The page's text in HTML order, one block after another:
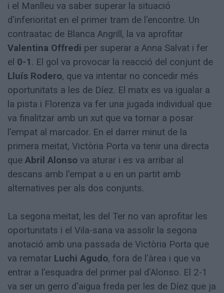
i el Manlleu va saber superar la situació
d'inferioritat en el primer tram de l'encontre. Un
contraatac de Blanca Angrill, la va aprofitar
Valentina Offredi per superar a Anna Salvat i fer
el 0-1. El gol va provocar la reacció del conjunt de
Lluís Rodero, que va intentar no concedir més
oportunitats a les de Díez. El matx es va igualar a
la pista i Florenza va fer una jugada individual que
va finalitzar amb un xut que va tornar a posar
l'empat al marcador. En el darrer minut de la
primera meitat, Victòria Porta va tenir una directa
que Abril Alonso va aturar i es va arribar al
descans amb l'empat a u en un partit amb
alternatives per als dos conjunts.
La segona meitat, les del Ter no van aprofitar les
oportunitats i el Vila-sana va assolir la segona
anotació amb una passada de Victòria Porta que
va rematar Luchi Agudo, fora de l'àrea i que va
entrar a l'esquadra del primer pal d'Alonso. El 2-1
va ser un gerro d'aigua freda per les de Díez que ja